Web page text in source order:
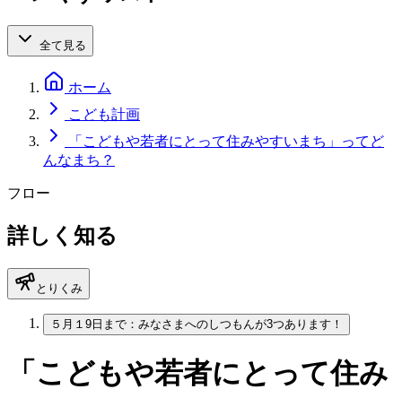
全て見る
ホーム
こども計画
「こどもや若者にとって住みやすいまち」ってど
んなまち？
フロー
詳しく知る
とりくみ
５月１9日まで：みなさまへのしつもんが3つあります！
「こどもや若者にとって住み